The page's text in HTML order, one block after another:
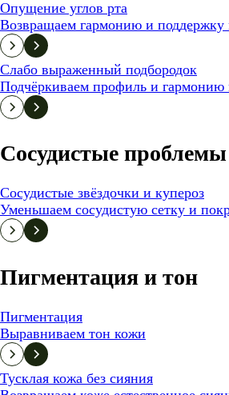
Опущение углов рта
Возвращаем гармонию и поддержку
Слабо выраженный подбородок
Подчёркиваем профиль и гармонию
Сосудистые проблемы
Сосудистые звёздочки и купероз
Уменьшаем сосудистую сетку и
Пигментация и тон
Пигментация
Выравниваем тон кожи
Тусклая кожа без сияния